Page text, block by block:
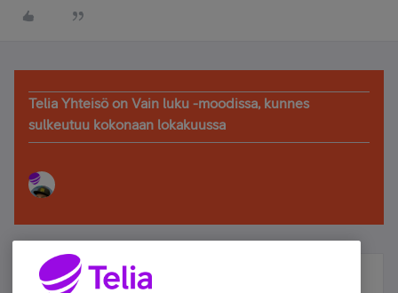
Telia Yhteisö on Vain luku -moodissa, kunnes
sulkeutuu kokonaan lokakuussa
Älä jää paitsi – osallistu ja voita!